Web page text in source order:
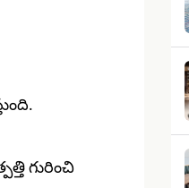
గురించి